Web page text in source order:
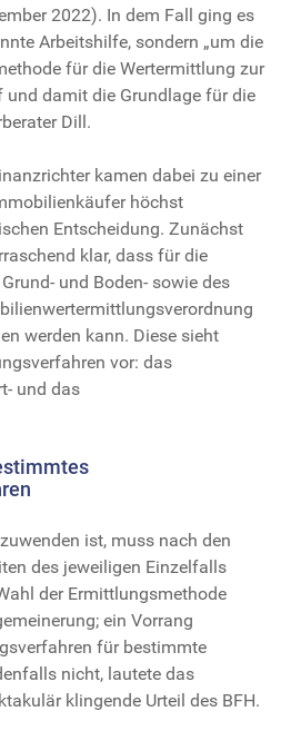
2022). In dem Fall ging es
Arbeitshilfe, sondern „um die
für die Wertermittlung zur
damit die Grundlage für die
Dill.
kamen dabei zu einer
höchst
Entscheidung. Zunächst
klar, dass für die
und Boden- sowie des
werden kann. Diese sieht
vor: das
und das
ist, muss nach den
des jeweiligen Einzelfalls
der Ermittlungsmethode
ein Vorrang
für bestimmte
nicht, lautete das
klingende Urteil des BFH.